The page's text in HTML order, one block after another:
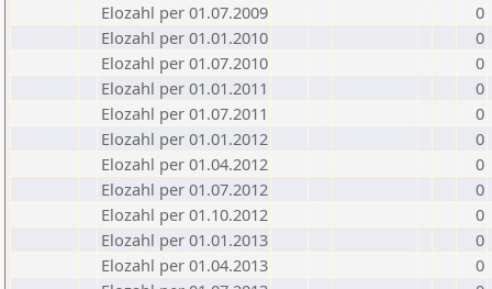
Elozahl per 01.07.2009
0
Elozahl per 01.01.2010
0
Elozahl per 01.07.2010
0
Elozahl per 01.01.2011
0
Elozahl per 01.07.2011
0
Elozahl per 01.01.2012
0
Elozahl per 01.04.2012
0
Elozahl per 01.07.2012
0
Elozahl per 01.10.2012
0
Elozahl per 01.01.2013
0
Elozahl per 01.04.2013
0